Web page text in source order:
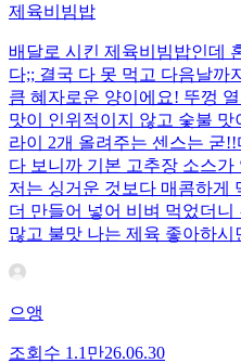
제육비빔밥
배달로 시킨 제육비빔밥인데
다;; 결국 다 못 먹고 다음날까
큼 혜자로운 양이에요! 뚜껑
맛이 인위적이지 않고 숯불
라이 2개 올려주는 센스는 굳
다 보니까 기본 고추장 소스
저는 싱거운 것보다 매콤하게
더 만들어 넣어 비벼 먹었더
많고 불맛 나는 제육 좋아하
으앵
조회수 1.1만26.06.30